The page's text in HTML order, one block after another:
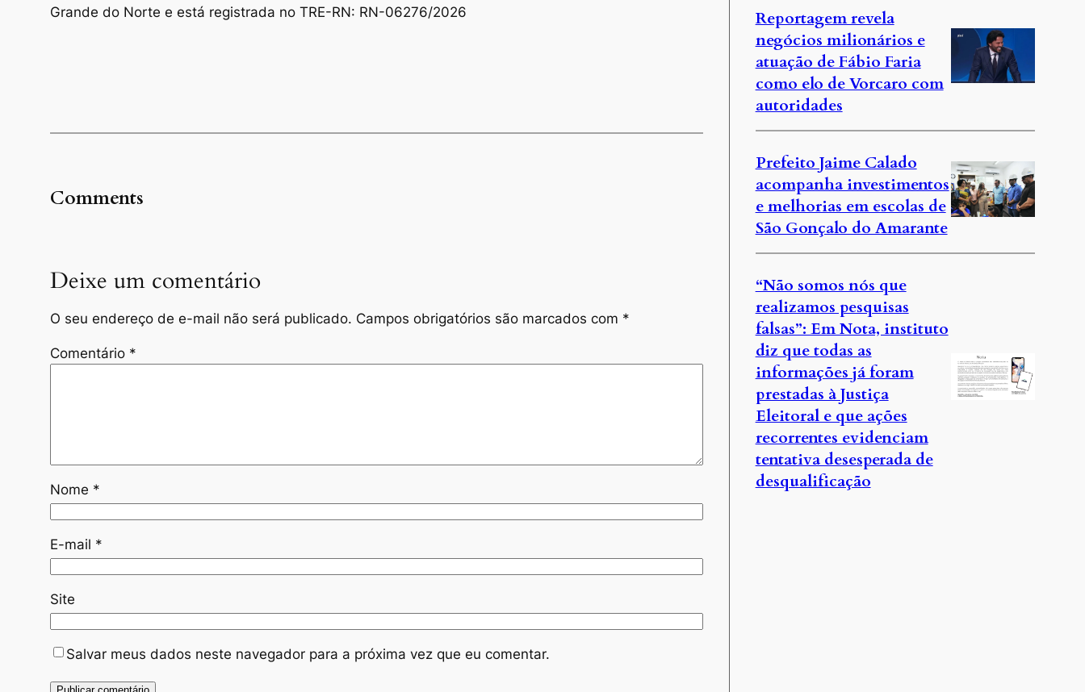
Grande do Norte e está registrada no TRE-RN: RN-06276/2026
Comments
Deixe um comentário
O seu endereço de e-mail não será publicado. Campos obrigatórios são marcados com *
Comentário *
Nome *
E-mail *
Site
Salvar meus dados neste navegador para a próxima vez que eu comentar.
Reportagem revela
negócios milionários e
atuação de Fábio Faria
como elo de Vorcaro com
autoridades
Prefeito Jaime Calado
acompanha investimentos
e melhorias em escolas de
São Gonçalo do Amarante
“Não somos nós que
realizamos pesquisas
falsas”: Em Nota, instituto
diz que todas as
informações já foram
prestadas à Justiça
Eleitoral e que ações
recorrentes evidenciam
tentativa desesperada de
desqualificação